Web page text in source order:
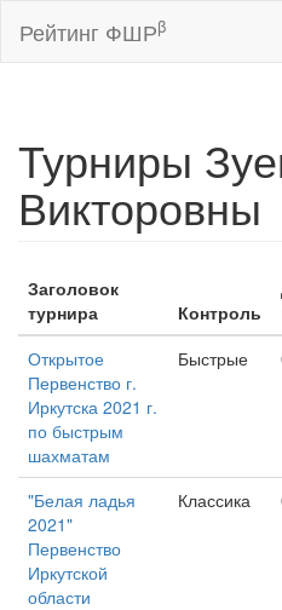
Рейтинг ФШРβ
Турниры
Викторовны
Заголовок
турнира
Контроль
Открытое
Первенство г.
Иркутска 2021 г.
по быстрым
шахматам
Быстрые
"Белая ладья
2021"
Первенство
Иркутской
области
Классика